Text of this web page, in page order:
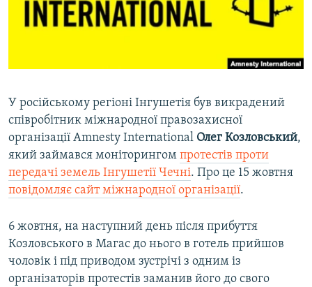
ВІДЕОУРОКИ «ELIFBE»
Русский
Усі сайти RFE/RL
У російському регіоні Інгушетія був викрадений
співробітник міжнародної правозахисної
організації Amnesty International Олег Козловський,
який займався моніторингом протестів проти
передачі земель Інгушетії Чечні. Про це 15 жовтня
повідомляє сайт міжнародної організації.
6 жовтня, на наступний день після прибуття
Козловського в Магас до нього в готель прийшов
чоловік і під приводом зустрічі з одним із
організаторів протестів заманив його до свого